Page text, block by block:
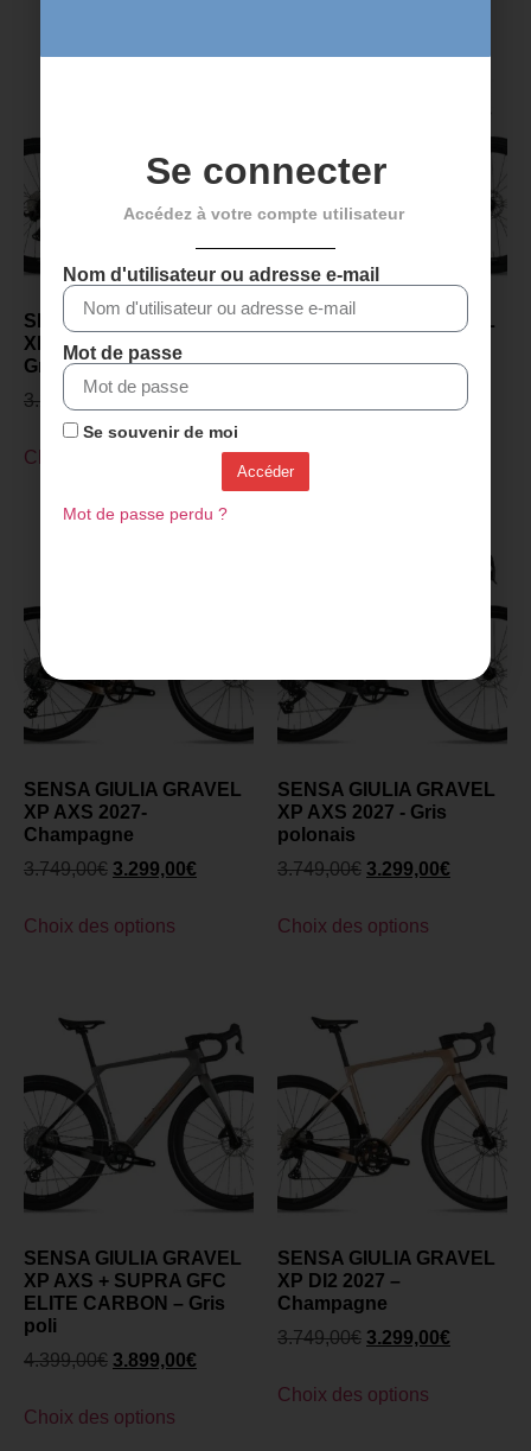
SENSA GIULIA GRAVEL
XP PROJECT Z 2027 -
Gris polonais
3.299,00
2.899,00
Choix des options
SENSA GIULIA GRAVEL
Champagne
Choix des options
SENSA GIULIA GRAVEL
XP AXS 2027-
Champagne
3.749,00€ 3.299,00€
Choix des options
SENSA GIULIA GRAVEL
XP AXS 2027 - Gris
polonais
3.749,00€ 3.299,00€
Choix des options
SENSA GIULIA GRAVEL
XP AXS + SUPRA GFC
ELITE CARBON – Gris
poli
4.399,00€ 3.899,00€
Choix des options
SENSA GIULIA GRAVEL
XP DI2 2027 –
Champagne
3.749,00€ 3.299,00€
Choix des options
Se connecter
Accédez à votre compte utilisateur
Nom d'utilisateur ou adresse e-mail
Mot de passe
Se souvenir de moi
Accéder
Mot de passe perdu ?